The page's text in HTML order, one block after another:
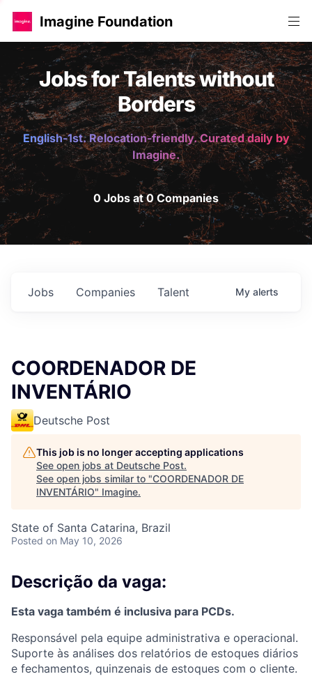
Imagine Foundation
Jobs for Talents without
Borders
English-1st. Relocation-friendly. Curated daily by
Imagine.
0 Jobs at 0 Companies
Jobs Companies Talent My alerts
COORDENADOR DE
INVENTÁRIO
Deutsche Post
This job is no longer accepting applications
See open jobs at Deutsche Post.
See open jobs similar to "COORDENADOR DE
INVENTÁRIO" Imagine.
State of Santa Catarina, Brazil
Posted on May 10, 2026
Descrição da vaga:
Esta vaga também é inclusiva para PCDs.
Responsável pela equipe administrativa e operacional.
Suporte às análises dos relatórios de estoques diários
e fechamentos, quinzenais de estoques com o cliente.